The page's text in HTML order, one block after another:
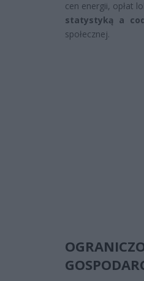
cen energii, opłat
statystyką a
społecznej.